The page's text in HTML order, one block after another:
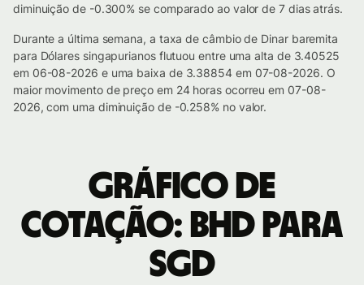
diminuição de -0.300% se comparado ao valor de 7 dias atrás.
Durante a última semana, a taxa de câmbio de Dinar baremita
para Dólares singapurianos flutuou entre uma alta de 3.40525
em 06-08-2026 e uma baixa de 3.38854 em 07-08-2026. O
maior movimento de preço em 24 horas ocorreu em 07-08-
2026, com uma diminuição de -0.258% no valor.
Gráfico de
cotação: BHD para
SGD